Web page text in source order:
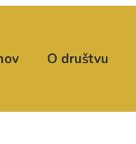
O društvu